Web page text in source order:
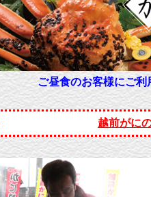
ご昼食のお客様にご
越前がに